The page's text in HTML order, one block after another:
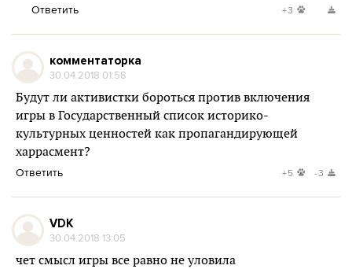
Ответить +3
комментаторка
30.04.2018 01:58
Будут ли активистки бороться против включения
игры в Государственный список историко-
культурных ценностей как пропагандирующей
харрасмент?
Ответить +5 -3
VDK
30.04.2018 13:05
чет смысл игры все равно не уловила